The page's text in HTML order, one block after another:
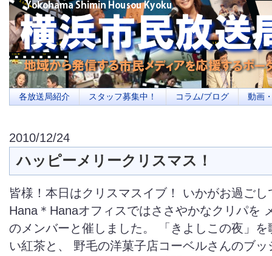
横浜の地域メディア、地域・市民・放送局・メディアを応援するポータルサ
を目指します
各放送局紹介 スタッフ募集中！ コラム/ブログ 動画
2010/12/24
ハッピーメリークリスマス！
皆様！本日はクリスマスイブ！ いかがお過ごし
Hana＊Hanaオフィスではささやかなクリパを
のメンバーと催しました。 「きよしこの夜」を
い紅茶と、 野毛の洋菓子店コーベルさんのブ